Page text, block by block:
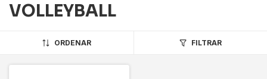
VOLLEYBALL
ORDENAR FILTRAR